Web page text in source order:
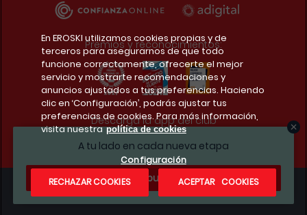
A tu lado en cada nueva etapa
¿Te apuntas?
Premios y reconocimientos:
Descarga la app del club
Condiciones legales
En EROSKI utilizamos cookies propias y de
terceros para asegurarnos de que todo
funcione correctamente, ofrecerte el mejor
servicio y mostrarte recomendaciones y
anuncios ajustados a tus preferencias. Haciendo
clic en ‘Configuración’, podrás ajustar tus
preferencias de cookies. Para más información,
visita nuestra política de cookies
Configuración
RECHAZAR COOKIES
ACEPTAR COOKIES